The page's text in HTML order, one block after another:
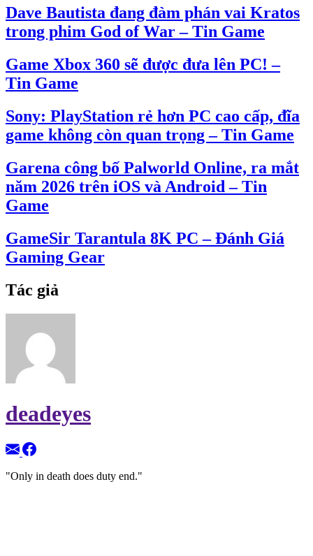
Dave Bautista đang đàm phán vai Kratos
trong phim God of War – Tin Game
Game Xbox 360 sẽ được đưa lên PC! –
Tin Game
Sony: PlayStation rẻ hơn PC cao cấp, đĩa
game không còn quan trọng – Tin Game
Garena công bố Palworld Online, ra mắt
năm 2026 trên iOS và Android – Tin
Game
GameSir Tarantula 8K PC – Đánh Giá
Gaming Gear
Tác giả
deadeyes
"Only in death does duty end."